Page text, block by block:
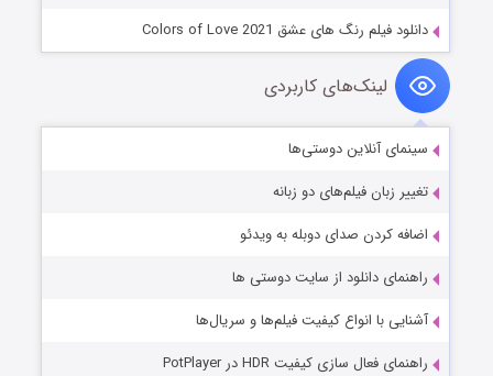
دانلود فیلم رنگ های عشق Colors of Love 2021
لینک‌های کاربردی
سینمای آنلاین دوستی‌ها
تغییر زبان فیلم‌های دو زبانه
اضافه کردن صدای دوبله به ویدئو
راهنمای دانلود از سایت دوستی ها
آشنایی با انواع کیفیت فیلم‌ها و سریال‌ها
راهنمای فعال سازی کیفیت HDR در PotPlayer